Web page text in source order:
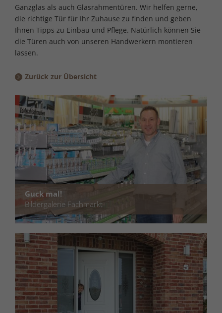
Ganzglas als auch Glasrahmentüren. Wir helfen gerne,
die richtige Tür für Ihr Zuhause zu finden und geben
Ihnen Tipps zu Einbau und Pflege. Natürlich können Sie
die Türen auch von unseren Handwerkern montieren
lassen.
Zurück zur Übersicht
Guck mal!
Bildergalerie Fachmarkt